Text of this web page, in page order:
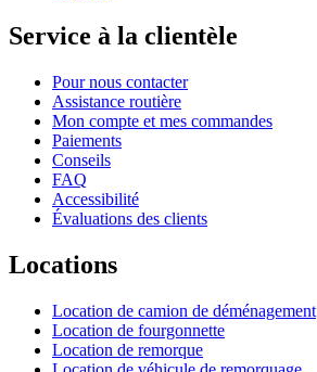
Service à la clientèle
Pour nous contacter
Assistance routière
Mon compte et mes commandes
Paiements
Conseils
FAQ
Accessibilité
Évaluations des clients
Locations
Location de camion de déménagement
Location de fourgonnette
Location de remorque